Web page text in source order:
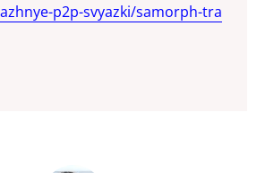
p2p-svyazki/samorph-tra